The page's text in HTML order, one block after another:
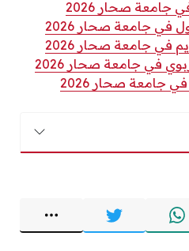
صحار 2026
جامعة صحار 2026
في جامعة صحار 2026
في جامعة صحار 2026
جامعة صحار 2026